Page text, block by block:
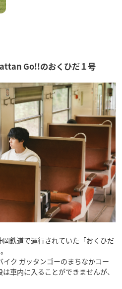
Go!!のおくひだ１号
鉄道で運行されていた「おくひだ
ク ガッタンゴーのまちなかコー
車内に入ることができませんが、